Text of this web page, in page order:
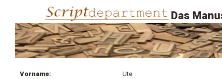
Das
Vorname:
Ute